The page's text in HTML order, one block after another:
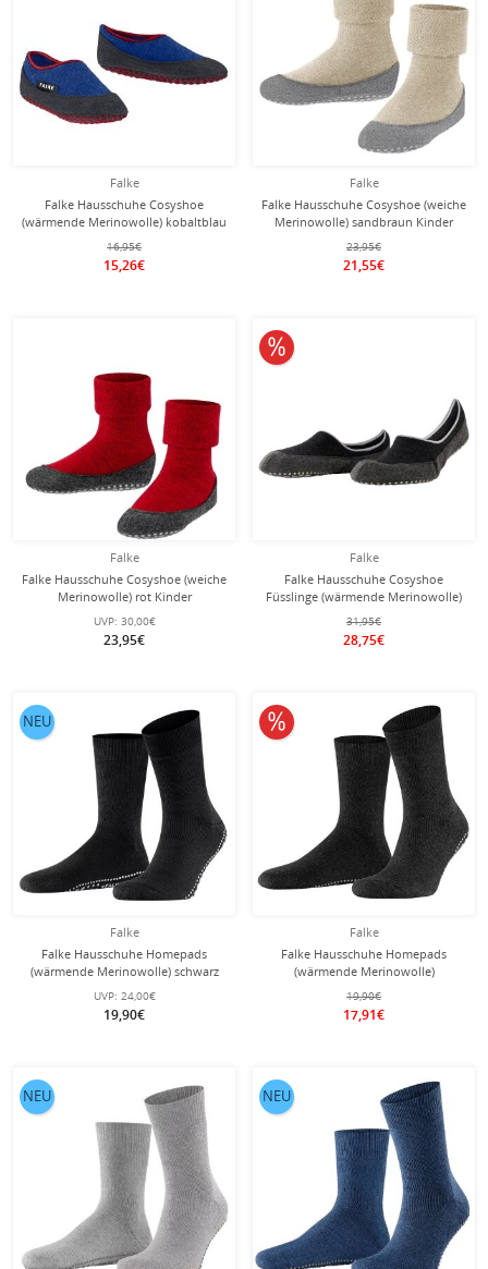
Falke
Falke Hausschuhe Cosyshoe
(wärmende Merinowolle) kobaltblau
Kinder
16,95€
15,26€
Falke
Falke Hausschuhe Cosyshoe (weiche
Merinowolle) sandbraun Kinder
23,95€
21,55€
Falke
Falke Hausschuhe Cosyshoe (weiche
Merinowolle) rot Kinder
UVP: 30,00€
23,95€
Falke
Falke Hausschuhe Cosyshoe
Füsslinge (wärmende Merinowolle)
schwarz Herren
31,95€
28,75€
10% reduziert
Falke
Falke Hausschuhe Homepads
(wärmende Merinowolle) schwarz
Herren
UVP: 24,00€
19,90€
NEU
Falke
Falke Hausschuhe Homepads
(wärmende Merinowolle)
asphaltgrau Herren
19,90€
17,91€
10% reduziert
NEU NEU